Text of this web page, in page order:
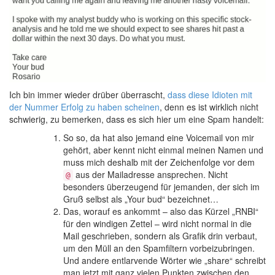
Ich bin immer wieder drüber überrascht, dass diese Idioten mit
der Nummer Erfolg zu haben scheinen, denn es ist wirklich nicht
schwierig, zu bemerken, dass es sich hier um eine Spam handelt:
So so, da hat also jemand eine Voicemail von mir
gehört, aber kennt nicht einmal meinen Namen und
muss mich deshalb mit der Zeichenfolge vor dem
@ aus der Mailadresse ansprechen. Nicht
besonders überzeugend für jemanden, der sich im
Gruß selbst als „Your bud“ bezeichnet…
Das, worauf es ankommt – also das Kürzel „RNBI“
für den windigen Zettel – wird nicht normal in die
Mail geschrieben, sondern als Grafik drin verbaut,
um den Müll an den Spamfiltern vorbeizubringen.
Und andere entlarvende Wörter wie „share“ schreibt